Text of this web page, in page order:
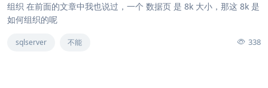
组织 在前面的文章中我也说过，一个 数据页 是 8k 大小，那这 8k 是
如何组织的呢
sqlserver 不能 338